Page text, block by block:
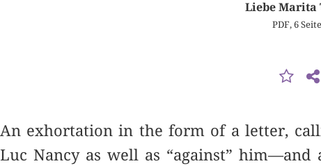
Liebe Marita
PDF, 6
An exhortation in the form of a letter,
Luc Nancy as well as “against”